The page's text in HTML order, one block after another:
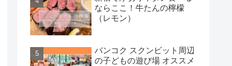
ならここ！牛たんの檸檬
（レモン）
バンコク スクンビット周辺
の子どもの遊び場 オススメ